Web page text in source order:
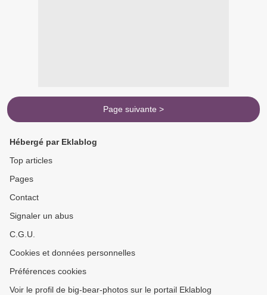
Page suivante >
Hébergé par Eklablog
Top articles
Pages
Contact
Signaler un abus
C.G.U.
Cookies et données personnelles
Préférences cookies
Voir le profil de big-bear-photos sur le portail Eklablog